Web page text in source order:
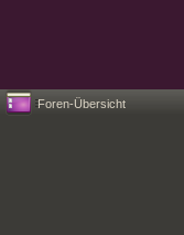
Foren-Übersicht